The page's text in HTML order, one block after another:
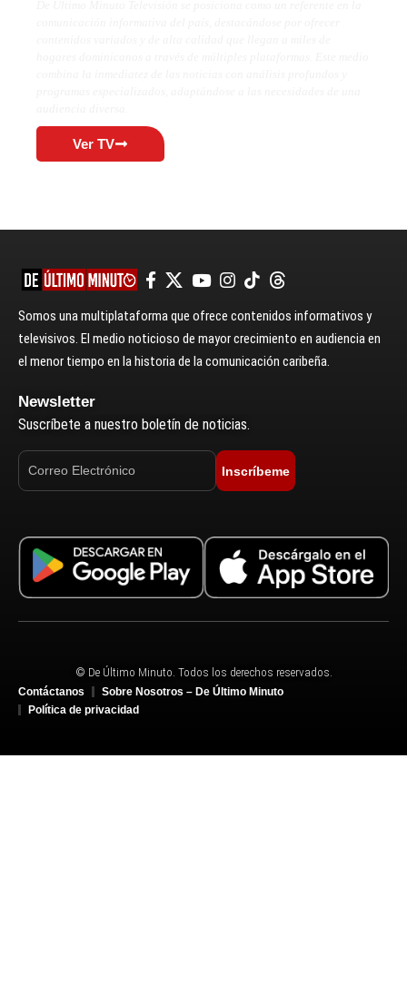
Ver TV
Somos una multiplataforma que ofrece contenidos informativos y
televisivos. El medio noticioso de mayor crecimiento en audiencia en
el menor tiempo en la historia de la comunicación caribeña.
Newsletter
Suscríbete a nuestro boletín de noticias.
Inscríbeme
© De Último Minuto. Todos los derechos reservados.
Contáctanos
Sobre Nosotros – De Último Minuto
Política de privacidad